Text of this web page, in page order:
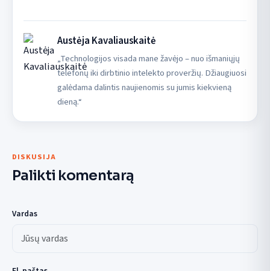
Austėja Kavaliauskaitė
„Technologijos visada mane žavėjo – nuo išmaniųjų
telefonų iki dirbtinio intelekto proveržių. Džiaugiuosi
galėdama dalintis naujienomis su jumis kiekvieną
dieną.“
DISKUSIJA
Palikti komentarą
Vardas